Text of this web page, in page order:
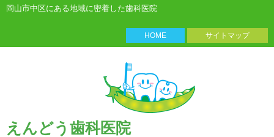
岡山市中区にある地域に密着した歯科医院
HOME サイトマップ
えんどう歯科医院